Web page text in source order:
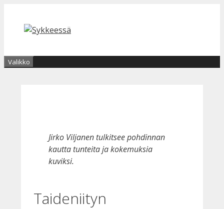
sisältöön
Valikko
Jirko Viljanen tulkitsee pohdinnan
kautta tunteita ja kokemuksia
kuviksi.
Taideniityn